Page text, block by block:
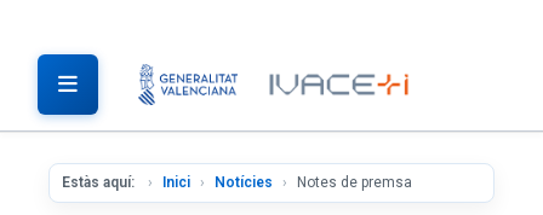
Estàs aquí: Inici Notícies Notes de premsa